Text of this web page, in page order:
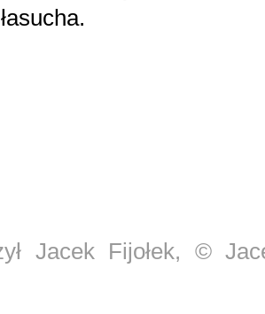
Jacek Fijołek, ©